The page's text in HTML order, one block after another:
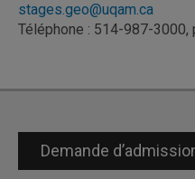
stages.geo@uqam.ca
Téléphone : 514-987-3000,
Demande